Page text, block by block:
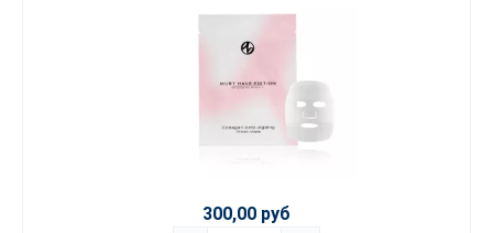
300,00 руб